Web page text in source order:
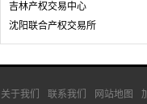
吉林产权交易中心
沈阳联合产权交易所
关于我们 联系我们 网站地图